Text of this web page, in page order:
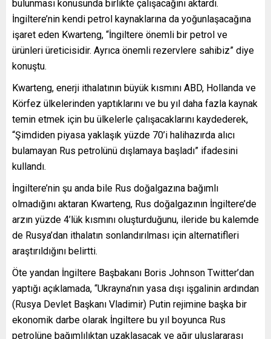
bulunması konusunda birlikte çalışacağını aktardı.
İngiltere’nin kendi petrol kaynaklarına da yoğunlaşacağına
işaret eden Kwarteng, “İngiltere önemli bir petrol ve
ürünleri üreticisidir. Ayrıca önemli rezervlere sahibiz” diye
konuştu.
Kwarteng, enerji ithalatının büyük kısmını ABD, Hollanda ve
Körfez ülkelerinden yaptıklarını ve bu yıl daha fazla kaynak
temin etmek için bu ülkelerle çalışacaklarını kaydederek,
“Şimdiden piyasa yaklaşık yüzde 70’i halihazırda alıcı
bulamayan Rus petrolünü dışlamaya başladı” ifadesini
kullandı.
İngiltere’nin şu anda bile Rus doğalgazına bağımlı
olmadığını aktaran Kwarteng, Rus doğalgazının İngiltere’de
arzın yüzde 4’lük kısmını oluşturduğunu, ileride bu kalemde
de Rusya’dan ithalatın sonlandırılması için alternatifleri
araştırıldığını belirtti.
Öte yandan İngiltere Başbakanı Boris Johnson Twitter’dan
yaptığı açıklamada, “Ukrayna’nın yasa dışı işgalinin ardından
(Rusya Devlet Başkanı Vladimir) Putin rejimine başka bir
ekonomik darbe olarak İngiltere bu yıl boyunca Rus
petrolüne bağımlılıktan uzaklaşacak ve ağır uluslararası